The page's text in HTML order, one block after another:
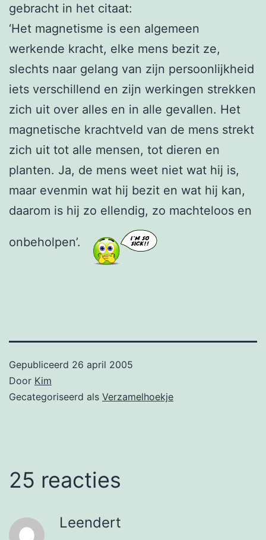
gebracht in het citaat:
‘Het magnetisme is een algemeen
werkende kracht, elke mens bezit ze,
slechts naar gelang van zijn persoonlijkheid
iets verschillend en zijn werkingen strekken
zich uit over alles en in alle gevallen. Het
magnetische krachtveld van de mens strekt
zich uit tot alle mensen, tot dieren en
planten. Ja, de mens weet niet wat hij is,
maar evenmin wat hij bezit en wat hij kan,
daarom is hij zo ellendig, zo machteloos en
onbeholpen’.
Gepubliceerd 26 april 2005
Door Kim
Gecategoriseerd als Verzamelhoekje
25 reacties
Leendert